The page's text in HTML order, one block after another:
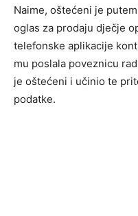
Naime, oštećeni je
oglas za prodaju dječje
telefonske aplikacije
mu poslala poveznicu
je oštećeni i učinio te
podatke.